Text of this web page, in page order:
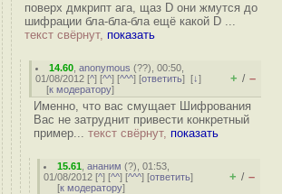
поверх дмкрипт ага, щаз D они жмутся до
шифрации бла-бла-бла ещё какой D ...
текст свёрнут, показать
14.60 ,anonymous (??), 00:50,
01/08/2012 [^] [^^] [^^^] [ответить] [↓]
[к модератору]
+ / –
Именно, что вас смущает Шифрования
Вас не затруднит привести конкретный
пример... текст свёрнут, показать
15.61 ,ананим (?), 01:53,
01/08/2012 [^] [^^] [^^^] [ответить]
[к модератору]
+ / –